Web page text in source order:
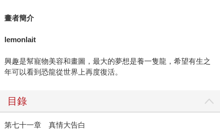
畫者簡介
lemonlait
興趣是幫寵物美容和畫圖，最大的夢想是養一隻龍，希望有生之
年可以看到恐龍從世界上再度復活。
目錄
第七十一章 真情大告白